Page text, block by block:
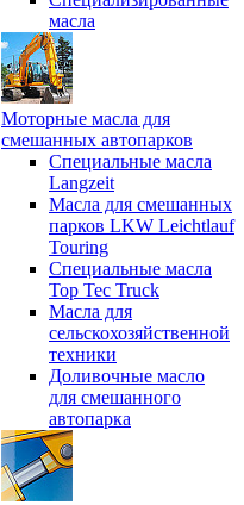
масла
Моторные масла для
смешанных автопарков
Специальные масла
Langzeit
Масла для смешанных
парков LKW Leichtlauf
Touring
Специальные масла
Top Tec Truck
Масла для
сельскохозяйственной
техники
Доливочные масло
для смешанного
автопарка